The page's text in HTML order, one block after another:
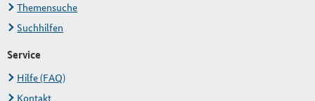
Themensuche
Suchhilfen
Service
Hilfe (FAQ)
Kontakt